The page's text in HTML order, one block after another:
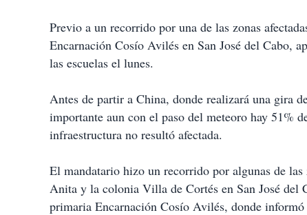
Previo a un recorrido por una de las zonas
Encarnación Cosío Avilés en San José del Cabo,
las escuelas el lunes.
Antes de partir a China, donde realizará una gira
importante aun con el paso del meteoro hay 51%
infraestructura no resultó afectada.
El mandatario hizo un recorrido por algunas de
Anita y la colonia Villa de Cortés en San José del
primaria Encarnación Cosío Avilés, donde